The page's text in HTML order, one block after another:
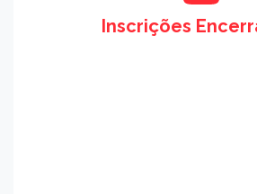
Inscrições